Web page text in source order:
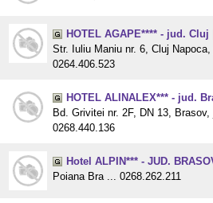
HOTEL AGAPE**** - jud. Cluj
Str. Iuliu Maniu nr. 6, Cluj
0264.406.523
HOTEL ALINALEX*** - jud.
Bd. Grivitei nr. 2F, DN 13,
0268.440.136
Hotel ALPIN*** - JUD.
Poiana Bra ... 0268.262.211